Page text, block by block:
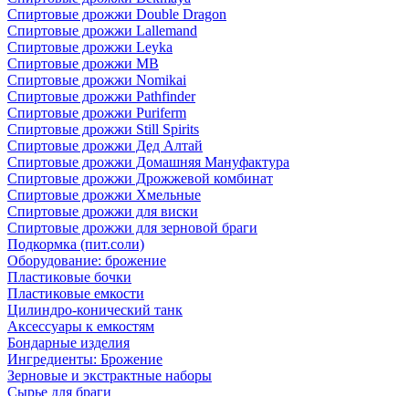
Спиртовые дрожжи Double Dragon
Спиртовые дрожжи Lallemand
Спиртовые дрожжи Leyka
Спиртовые дрожжи MB
Спиртовые дрожжи Nomikai
Спиртовые дрожжи Pathfinder
Спиртовые дрожжи Puriferm
Спиртовые дрожжи Still Spirits
Спиртовые дрожжи Дед Алтай
Спиртовые дрожжи Домашняя Мануфактура
Спиртовые дрожжи Дрожжевой комбинат
Спиртовые дрожжи Хмельные
Спиртовые дрожжи для виски
Спиртовые дрожжи для зерновой браги
Подкормка (пит.соли)
Оборудование: брожение
Пластиковые бочки
Пластиковые емкости
Цилиндро-конический танк
Аксессуары к емкостям
Бондарные изделия
Ингредиенты: Брожение
Зерновые и экстрактные наборы
Сырье для браги